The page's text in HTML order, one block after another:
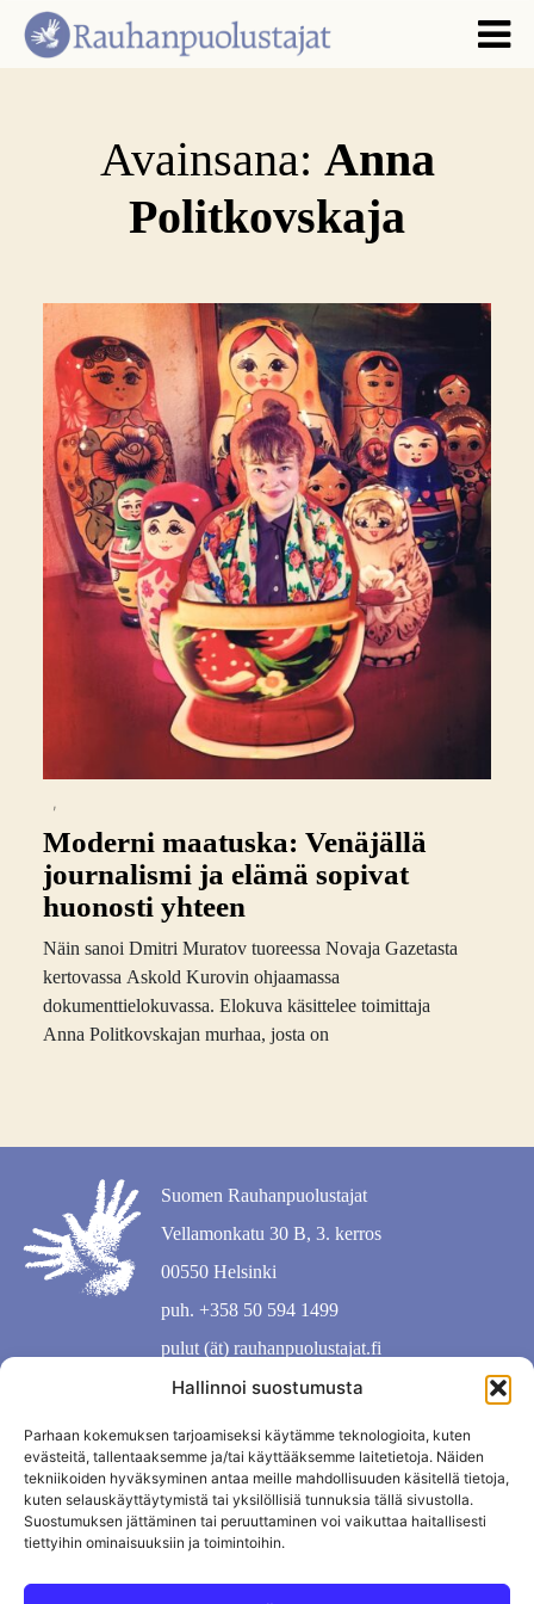
Hallinnoi suostumusta
Parhaan kokemuksen tarjoamiseksi käytämme teknologioita, kuten
evästeitä, tallentaaksemme ja/tai käyttääksemme laitetietoja. Näiden
tekniikoiden hyväksyminen antaa meille mahdollisuuden käsitellä tietoja,
kuten selauskäyttäytymistä tai yksilöllisiä tunnuksia tällä sivustolla.
Suostumuksen jättäminen tai peruuttaminen voi vaikuttaa haitallisesti
tiettyihin ominaisuuksiin ja toimintoihin.
Avainsana: Anna
Politkovskaja
Moderni maatuska: Venäjällä
journalismi ja elämä sopivat
huonosti yhteen
Näin sanoi Dmitri Muratov tuoreessa Novaja Gazetasta
kertovassa Askold Kurovin ohjaamassa
dokumenttielokuvassa. Elokuva käsittelee toimittaja
Anna Politkovskajan murhaa, josta on
Suomen Rauhanpuolustajat
Vellamonkatu 30 B, 3. kerros
00550 Helsinki
puh. +358 50 594 1499
pulut (ät) rauhanpuolustajat.fi